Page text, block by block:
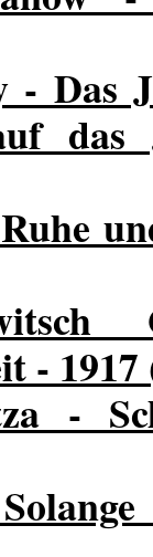
- Das
das
- 1917
-